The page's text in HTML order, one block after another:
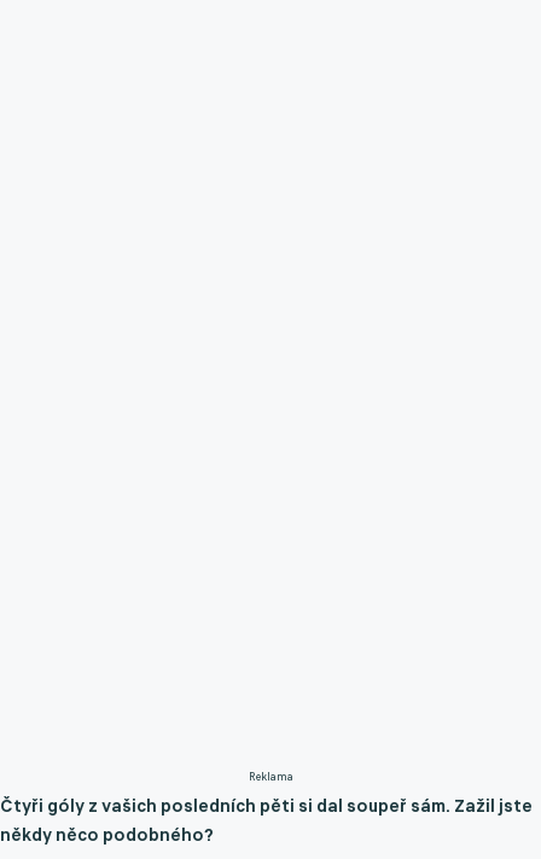
Reklama
Čtyři góly z vašich posledních pěti si dal soupeř sám. Zažil jste
někdy něco podobného?